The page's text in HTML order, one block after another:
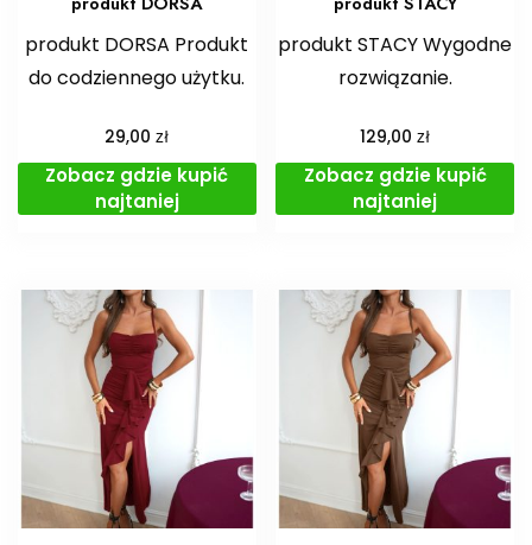
produkt DORSA Produkt
do codziennego użytku.
29,00zł
Zobacz gdzie kupić
najtaniej
produkt STACY Wygodne
rozwiązanie.
129,00zł
Zobacz gdzie kupić
najtaniej